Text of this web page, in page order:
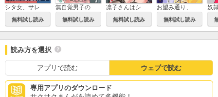
無料試し読み 無料試し読み 無料試し読み 無料試し読み
読み方を選択
アプリで読む ウェブで読む
専用アプリのダウンロード